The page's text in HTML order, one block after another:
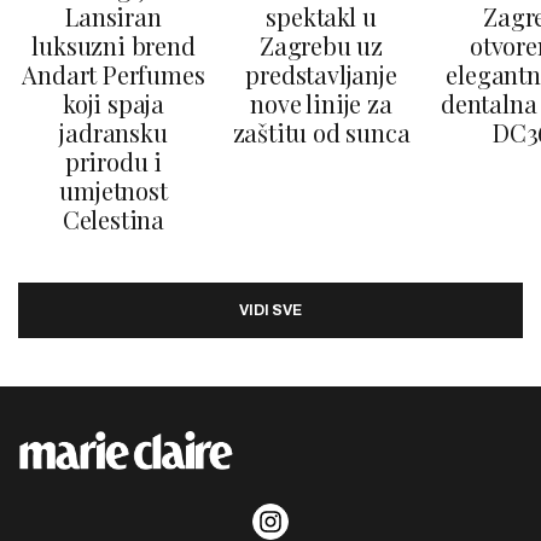
Lansiran
luksuzni brend
Andart Perfumes
koji spaja
jadransku
prirodu i
umjetnost
Celestina
spektakl u
Zagrebu uz
predstavljanje
nove linije za
zaštitu od sunca
VIDI SVE